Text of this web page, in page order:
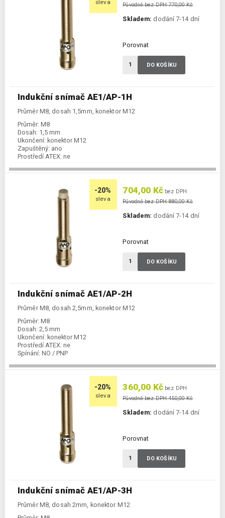
sleva
Indukční snímač AE1/AP-1H
Průměr M8, dosah 1,5mm, konektor M12
Průměr: M8
Dosah: 1,5 mm
Ukončení: konektor M12
Zapuštěný: ano
Prostředí ATEX: ne
Původně bez DPH 770,00 Kč
Skladem: dodání 7-14 dní
Porovnat
DO KOŠÍKU
-20%
sleva
Indukční snímač AE1/AP-2H
Průměr M8, dosah 2,5mm, konektor M12
Průměr: M8
Dosah: 2,5 mm
Ukončení: konektor M12
Prostředí ATEX: ne
Spínání: NO / PNP
704,00 Kč bez DPH
Původně bez DPH 880,00 Kč
Skladem: dodání 7-14 dní
Porovnat
DO KOŠÍKU
-20%
sleva
Indukční snímač AE1/AP-3H
Průměr M8, dosah 2mm, konektor M12
360,00 Kč bez DPH
Původně bez DPH 450,00 Kč
Skladem: dodání 7-14 dní
Porovnat
DO KOŠÍKU